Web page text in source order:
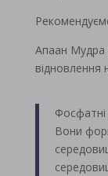
Апаан Мудра
відновлення
Вони